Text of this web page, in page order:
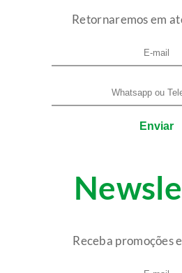
Retornaremos em
Receba promoções